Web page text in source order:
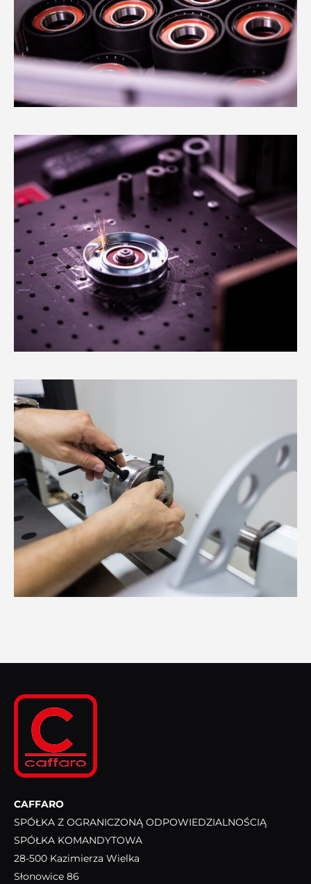
CAFFARO
SPÓŁKA Z OGRANICZONĄ ODPOWIEDZIALNOŚCIĄ
SPÓŁKA KOMANDYTOWA
28-500 Kazimierza Wielka
Słonowice 86